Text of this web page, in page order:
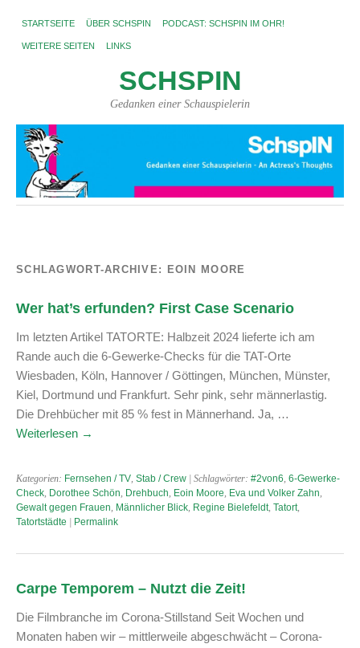
STARTSEITE ÜBER SCHSPIN PODCAST: SCHSPIN IM OHR!
WEITERE SEITEN LINKS
SCHSPIN
Gedanken einer Schauspielerin
SCHLAGWORT-ARCHIVE: EOIN MOORE
Wer hat’s erfunden? First Case Scenario
Im letzten Artikel TATORTE: Halbzeit 2024 lieferte ich am
Rande auch die 6-Gewerke-Checks für die TAT-Orte
Wiesbaden, Köln, Hannover / Göttingen, München, Münster,
Kiel, Dortmund und Frankfurt. Sehr pink, sehr männerlastig.
Die Drehbücher mit 85 % fest in Männerhand. Ja, …
Weiterlesen →
Kategorien: Fernsehen / TV, Stab / Crew | Schlagwörter: #2von6, 6-Gewerke-
Check, Dorothee Schön, Drehbuch, Eoin Moore, Eva und Volker Zahn,
Gewalt gegen Frauen, Männlicher Blick, Regine Bielefeldt, Tatort,
Tatortstädte
Permalink
Carpe Temporem – Nutzt die Zeit!
Die Filmbranche im Corona-Stillstand Seit Wochen und
Monaten haben wir – mittlerweile abgeschwächt – Corona-